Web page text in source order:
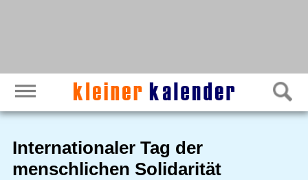
Internationaler Tag der
menschlichen Solidarität